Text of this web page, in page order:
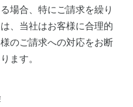
場合、特にご請求を繰り
、当社はお客様に合理的
のご請求への対応をお断
ます。